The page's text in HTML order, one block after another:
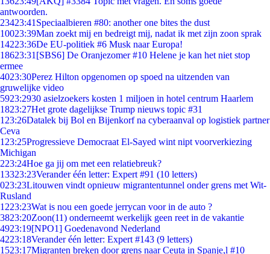
antwoorden.
23423:41 Speciaalbieren #80: another one bites the dust
10023:39Man zoekt mij en bedreigt mij, nadat ik met zijn zoon sprak
14223:36De EU-politiek #6 Musk naar Europa!
18623:31 [SBS6] De Oranjezomer #10 Helene je kan het niet stop
ermee
4023:30Perez Hilton opgenomen op spoed na uitzenden van
gruwelijke video
5923:2930 asielzoekers kosten 1 miljoen in hotel centrum Haarlem
1823:27Het grote dagelijkse Trump nieuws topic #31
1 23:26Datalek bij Bol en Bijenkorf na cyberaanval op logistiek partner
Ceva
1 23:25Progressieve Democraat El-Sayed wint nipt voorverkiezing
Michigan
223:24Hoe ga jij om met een relatiebreuk?
13323:23Verander één letter: Expert #91 (10 letters)
023:23Litouwen vindt opnieuw migrantentunnel onder grens met Wit-
Rusland
1223:23Wat is nou een goede jerrycan voor in de auto ?
3823:20Zoon(11) onderneemt werkelijk geen reet in de vakantie
4923:19[NPO1] Goedenavond Nederland
4223:18Verander één letter: Expert #143 (9 letters)
1523:17Migranten breken door grens naar Ceuta in Spanje,l #10